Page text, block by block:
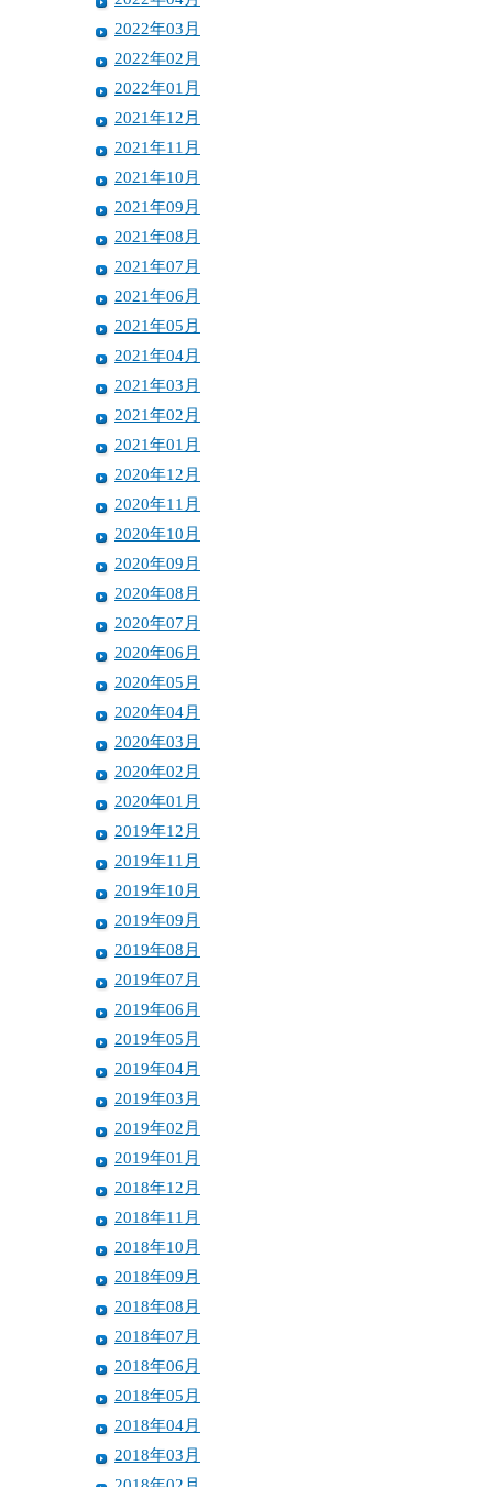
2022年03月
2022年02月
2022年01月
2021年12月
2021年11月
2021年10月
2021年09月
2021年08月
2021年07月
2021年06月
2021年05月
2021年04月
2021年03月
2021年02月
2021年01月
2020年12月
2020年11月
2020年10月
2020年09月
2020年08月
2020年07月
2020年06月
2020年05月
2020年04月
2020年03月
2020年02月
2020年01月
2019年12月
2019年11月
2019年10月
2019年09月
2019年08月
2019年07月
2019年06月
2019年05月
2019年04月
2019年03月
2019年02月
2019年01月
2018年12月
2018年11月
2018年10月
2018年09月
2018年08月
2018年07月
2018年06月
2018年05月
2018年04月
2018年03月